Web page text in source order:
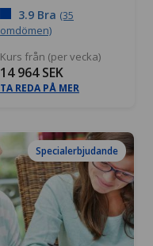
3.9 Bra (35
omdömen)
Kurs från (per vecka)
14 964 SEK
TA REDA PÅ MER
Specialerbjudande